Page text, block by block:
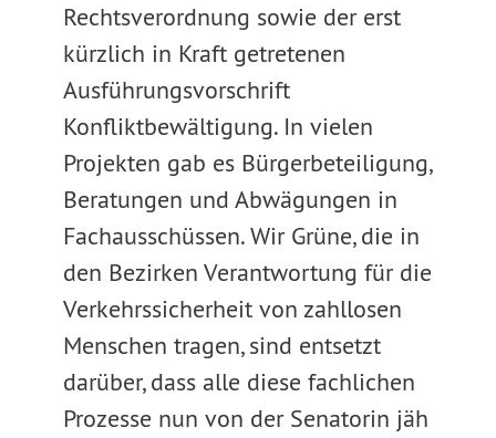
Rechtsverordnung sowie der erst
kürzlich in Kraft getretenen
Ausführungsvorschrift
Konfliktbewältigung. In vielen
Projekten gab es Bürgerbeteiligung,
Beratungen und Abwägungen in
Fachausschüssen. Wir Grüne, die in
den Bezirken Verantwortung für die
Verkehrssicherheit von zahllosen
Menschen tragen, sind entsetzt
darüber, dass alle diese fachlichen
Prozesse nun von der Senatorin jäh